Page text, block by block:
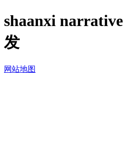
shaanxi
发
网站地图